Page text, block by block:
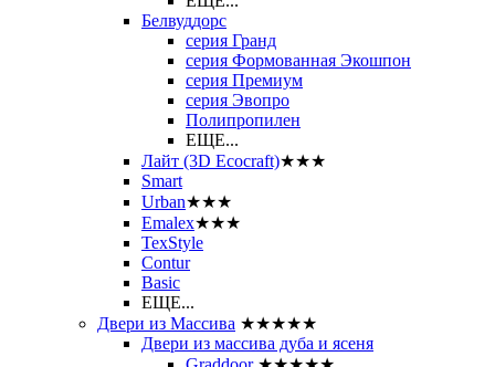
Белвуддорс
серия Гранд
серия Формованная Экошпон
серия Премиум
серия Эвопро
Полипропилен
ЕЩЕ...
Лайт (3D Ecocraft)★★★
Smart
Urban★★★
Emalex★★★
TexStyle
Contur
Basic
ЕЩЕ...
Двери из Массива ★★★★★
Двери из массива дуба и ясеня